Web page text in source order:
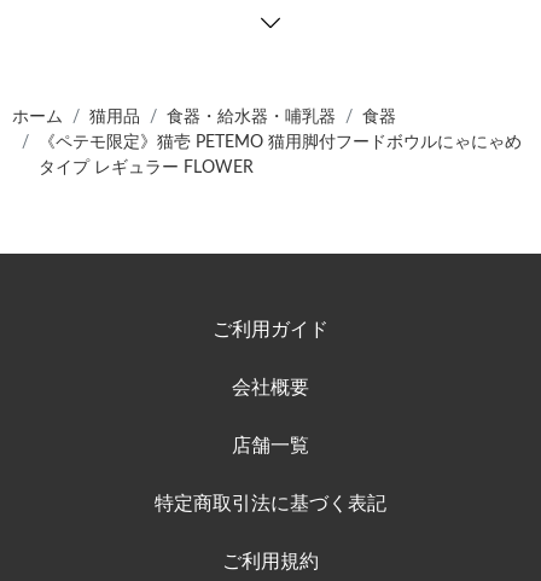
ホーム 猫用品 食器・給水器・哺乳器
食器
《ペテモ限定》猫壱 PETEMO 猫用脚付フードボウルにゃにゃめ
タイプ レギュラー FLOWER
ご利用ガイド
会社概要
店舗一覧
特定商取引法に基づく表記
ご利用規約